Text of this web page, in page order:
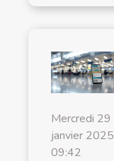
Mercredi 29
janvier 2025
09:42